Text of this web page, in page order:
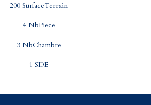
200 SurfaceTerrain
4 NbPiece
3 NbChambre
1 SDE